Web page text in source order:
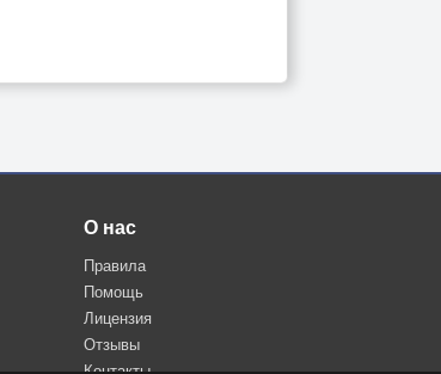
О нас
Правила
Помощь
Лицензия
Отзывы